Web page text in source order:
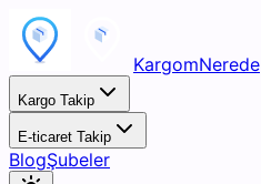
KargomNerede
Kargo Takip
E-ticaret Takip
BlogŞubeler